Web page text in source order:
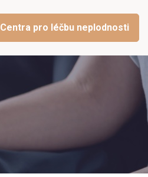
Centra pro léčbu neplodnosti